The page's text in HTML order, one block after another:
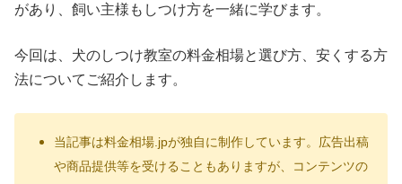
があり、飼い主様もしつけ方を一緒に学びます。
今回は、犬のしつけ教室の料金相場と選び方、安くする方
法についてご紹介します。
当記事は料金相場.jpが独自に制作しています。広告出稿
や商品提供等を受けることもありますが、コンテンツの